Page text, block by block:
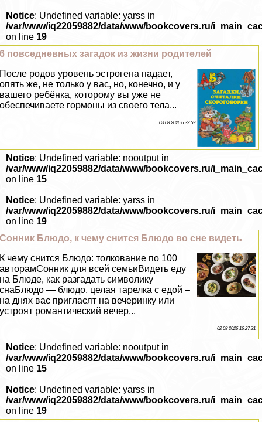
Notice: Undefined variable: yarss in
/var/www/iq22059882/data/www/bookcovers.ru/
on line 19
6 повседневных загадок из жизни родителей
После родов уровень эстрогена падает,
опять же, не только у вас, но, конечно, и у
вашего ребёнка, которому вы уже не
обеспечиваете гормоны из своего тела...
03 08 2026 6:32:59
Notice: Undefined variable: nooutput in
/var/www/iq22059882/data/www/bookcovers.ru/
on line 15
Notice: Undefined variable: yarss in
/var/www/iq22059882/data/www/bookcovers.ru/
on line 19
Сонник Блюдо, к чему снится Блюдо во сне видеть
К чему снится Блюдо: толкование по 100
авторамСонник для всей семьиВидеть еду
на Блюде, как разгадать символику
снаБлюдо — блюдо, целая тарелка с едой –
на днях вас пригласят на вечеринку или
устроят романтический вечер...
02 08 2026 16:27:31
Notice: Undefined variable: nooutput in
/var/www/iq22059882/data/www/bookcovers.ru/
on line 15
Notice: Undefined variable: yarss in
/var/www/iq22059882/data/www/bookcovers.ru/
on line 19